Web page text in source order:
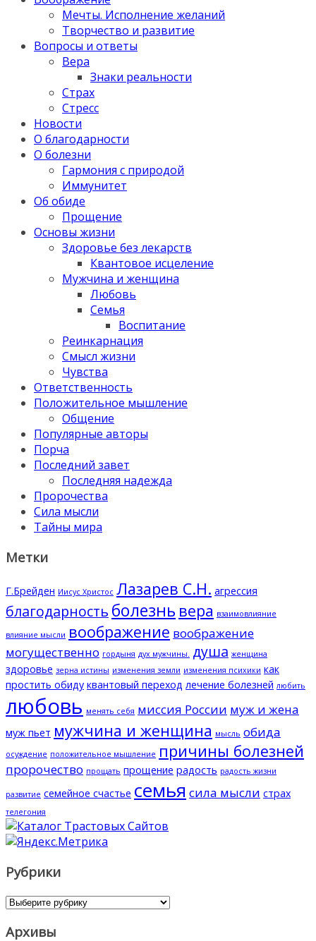
Мечты. Исполнение желаний
Творчество и развитие
Вопросы и ответы
Вера
Знаки реальности
Страх
Стресс
Новости
О благодарности
О болезни
Гармония с природой
Иммунитет
Об обиде
Прощение
Основы жизни
Здоровье без лекарств
Квантовое исцеление
Мужчина и женщина
Любовь
Семья
Воспитание
Реинкарнация
Смысл жизни
Чувства
Ответственность
Положительное мышление
Общение
Популярные авторы
Порча
Последний завет
Последняя надежда
Пророчества
Сила мысли
Тайны мира
Метки
Г.Брейден Иисус Христос Лазарев С.Н. агрессия
благодарность болезнь вера взаимовлияние
влияние мысли воображение воображение
могущественно гордыня дух мужчины. душа женщина
здоровье зерна истины изменения земли изменения психики как
простить обиду квантовый переход лечение болезней любить
любовь менять себя миссия России муж и жена
муж пьет мужчина и женщина мысль обида
осуждение положительное мышление причины болезней
пророчество прощать прощение радость радость жизни
развитие семейное счастье семья сила мысли страх
телегония
Рубрики
Рубрики
Архивы